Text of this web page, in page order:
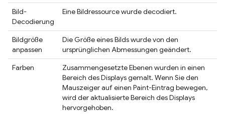
Bild-
Decodierung
Eine Bildressource wurde decodiert.
Bildgröße
anpassen
Die Größe eines Bilds wurde von den
ursprünglichen Abmessungen geändert.
Farben
Zusammengesetzte Ebenen wurden in einen
Bereich des Displays gemalt. Wenn Sie den
Mauszeiger auf einen Paint-Eintrag bewegen,
wird der aktualisierte Bereich des Displays
hervorgehoben.